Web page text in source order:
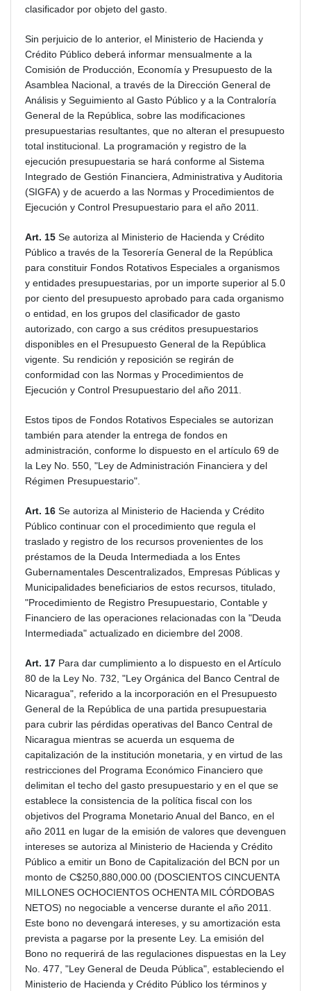
clasificador por objeto del gasto.
Sin perjuicio de lo anterior, el Ministerio de Hacienda y
Crédito Público deberá informar mensualmente a la
Comisión de Producción, Economía y Presupuesto de la
Asamblea Nacional, a través de la Dirección General de
Análisis y Seguimiento al Gasto Público y a la Contraloría
General de la República, sobre las modificaciones
presupuestarias resultantes, que no alteran el presupuesto
total institucional. La programación y registro de la
ejecución presupuestaria se hará conforme al Sistema
Integrado de Gestión Financiera, Administrativa y Auditoria
(SIGFA) y de acuerdo a las Normas y Procedimientos de
Ejecución y Control Presupuestario para el año 2011.
Art. 15 Se autoriza al Ministerio de Hacienda y Crédito
Público a través de la Tesorería General de la República
para constituir Fondos Rotativos Especiales a organismos
y entidades presupuestarias, por un importe superior al 5.0
por ciento del presupuesto aprobado para cada organismo
o entidad, en los grupos del clasificador de gasto
autorizado, con cargo a sus créditos presupuestarios
disponibles en el Presupuesto General de la República
vigente. Su rendición y reposición se regirán de
conformidad con las Normas y Procedimientos de
Ejecución y Control Presupuestario del año 2011.
Estos tipos de Fondos Rotativos Especiales se autorizan
también para atender la entrega de fondos en
administración, conforme lo dispuesto en el artículo 69 de
la Ley No. 550, "Ley de Administración Financiera y del
Régimen Presupuestario".
Art. 16 Se autoriza al Ministerio de Hacienda y Crédito
Público continuar con el procedimiento que regula el
traslado y registro de los recursos provenientes de los
préstamos de la Deuda Intermediada a los Entes
Gubernamentales Descentralizados, Empresas Públicas y
Municipalidades beneficiarios de estos recursos, titulado,
"Procedimiento de Registro Presupuestario, Contable y
Financiero de las operaciones relacionadas con la "Deuda
Intermediada" actualizado en diciembre del 2008.
Art. 17 Para dar cumplimiento a lo dispuesto en el Artículo
80 de la Ley No. 732, "Ley Orgánica del Banco Central de
Nicaragua", referido a la incorporación en el Presupuesto
General de la República de una partida presupuestaria
para cubrir las pérdidas operativas del Banco Central de
Nicaragua mientras se acuerda un esquema de
capitalización de la institución monetaria, y en virtud de las
restricciones del Programa Económico Financiero que
delimitan el techo del gasto presupuestario y en el que se
establece la consistencia de la política fiscal con los
objetivos del Programa Monetario Anual del Banco, en el
año 2011 en lugar de la emisión de valores que devenguen
intereses se autoriza al Ministerio de Hacienda y Crédito
Público a emitir un Bono de Capitalización del BCN por un
monto de C$250,880,000.00 (DOSCIENTOS CINCUENTA
MILLONES OCHOCIENTOS OCHENTA MIL CÓRDOBAS
NETOS) no negociable a vencerse durante el año 2011.
Este bono no devengará intereses, y su amortización esta
prevista a pagarse por la presente Ley. La emisión del
Bono no requerirá de las regulaciones dispuestas en la Ley
No. 477, "Ley General de Deuda Pública", estableciendo el
Ministerio de Hacienda y Crédito Público los términos y